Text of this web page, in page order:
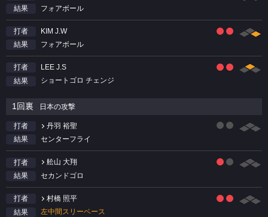
結果
フォアボール
打者
KIM J.W
結果
フォアボール
打者
LEE J.S
結果
ショートゴロ チェンジ
1回裏 日本の攻撃
打者
丹羽 裕聖
結果
センターフライ
打者
舩山 大翔
結果
セカンドゴロ
打者
村橋 照平
結果
左中間スリーベース